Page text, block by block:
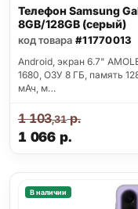
Телефон Samsung
8GB/128GB (серый)
код товара #11770013
Android, экран 6.7"
1680, ОЗУ 8 ГБ, память
мАч, м…
1 066 р.
1 103,31р.
В наличии